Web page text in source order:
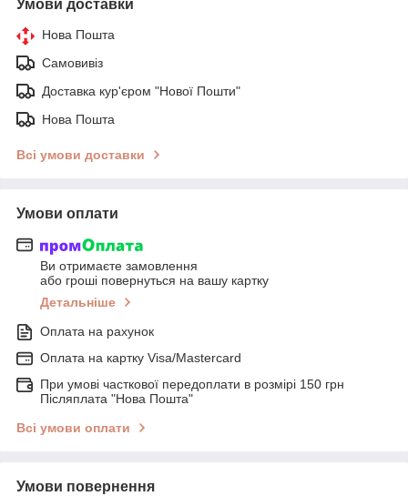
Умови доставки
Нова Пошта
Самовивіз
Доставка кур'єром "Нової Пошти"
Нова Пошта
Всі умови доставки
Умови оплати
Ви отримаєте замовлення
або гроші повернуться на вашу картку
Детальніше
Оплата на рахунок
Оплата на картку Visa/Mastercard
При умові часткової передоплати в розмірі 150 грн
Післяплата "Нова Пошта"
Всі умови оплати
Умови повернення